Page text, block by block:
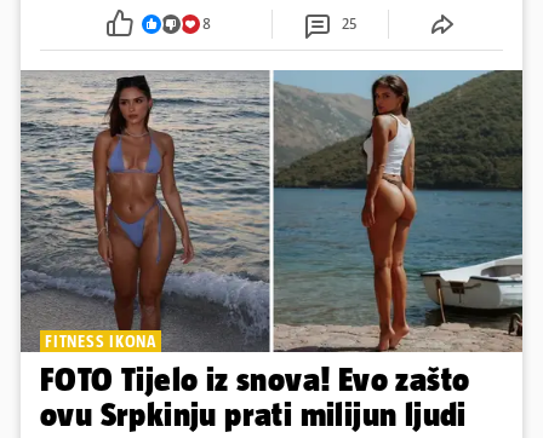
i šoping centri sami biraju koje će to nedjelje biti
8 25
FITNESS IKONA
FOTO Tijelo iz snova! Evo zašto
ovu Srpkinju prati milijun ljudi